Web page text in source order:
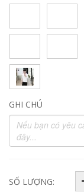
GHI CHÚ
SỐ LƯỢNG: